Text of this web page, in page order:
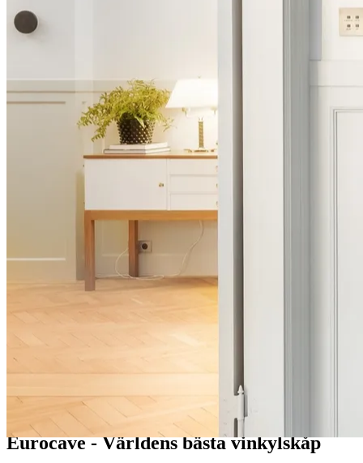
Eurocave - Världens bästa vinkylskåp